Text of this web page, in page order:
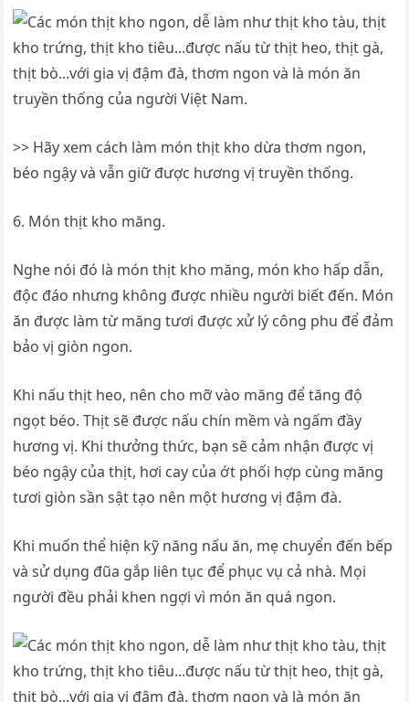
>> Hãy xem cách làm món thịt kho dừa thơm ngon,
béo ngậy và vẫn giữ được hương vị truyền thống.
6. Món thịt kho măng.
Nghe nói đó là món thịt kho măng, món kho hấp dẫn,
độc đáo nhưng không được nhiều người biết đến. Món
ăn được làm từ măng tươi được xử lý công phu để đảm
bảo vị giòn ngon.
Khi nấu thịt heo, nên cho mỡ vào măng để tăng độ
ngọt béo. Thịt sẽ được nấu chín mềm và ngấm đầy
hương vị. Khi thưởng thức, bạn sẽ cảm nhận được vị
béo ngậy của thịt, hơi cay của ớt phối hợp cùng măng
tươi giòn sần sật tạo nên một hương vị đậm đà.
Khi muốn thể hiện kỹ năng nấu ăn, mẹ chuyển đến bếp
và sử dụng đũa gắp liên tục để phục vụ cả nhà. Mọi
người đều phải khen ngợi vì món ăn quá ngon.